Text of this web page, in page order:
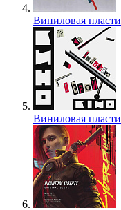
Виниловая
Виниловая